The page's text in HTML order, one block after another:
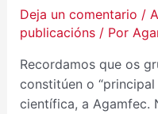
Deja un comentario /
publicacións/ Por
Recordamos que os
constitúen o
científica, a Agamfec.